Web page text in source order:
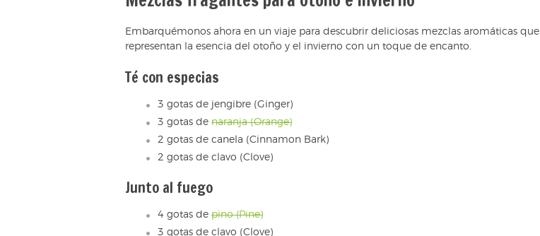
Embarquémonos ahora en un viaje para descubrir deliciosas mezclas aromáticas que
representan la esencia del otoño y el invierno con un toque de encanto.
Té con especias
3 gotas de jengibre (Ginger)
3 gotas de naranja (Orange)
2 gotas de canela (Cinnamon Bark)
2 gotas de clavo (Clove)
Junto al fuego
4 gotas de pino (Pine)
3 gotas de clavo (Clove)